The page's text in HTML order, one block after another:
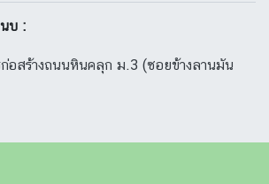
บ :
ก่อสร้างถนนหินคลุก ม.3 (ซอยข้างลานมัน